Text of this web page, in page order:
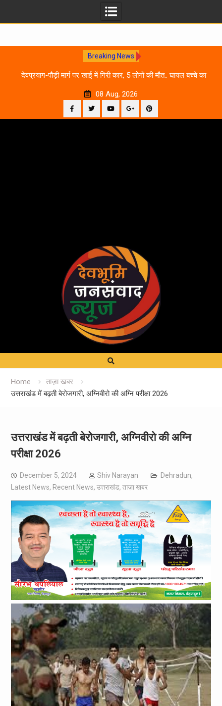
Breaking News
देवप्रयाग-पौड़ी मार्ग पर खाई में गिरी कार, 5 लोगों की मौत.. घायल बच्चे का
08 Aug, 2026
Home
ताज़ा खबर
उत्तराखंड में बढ़ती बेरोजगारी, अग्निवीरो की अग्नि परीक्षा 2026
उत्तराखंड में बढ़ती बेरोजगारी, अग्निवीरो की अग्नि
परीक्षा 2026
December 5, 2024 Shiv Narayan Dehradun,
Latest News, Recent News, उत्तराखंड, ताज़ा खबर